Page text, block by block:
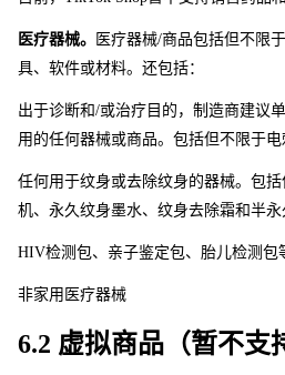
医疗器械。
医疗器械/商品包括但不限
具、软件或材料。还包括：
出于诊断和/或治疗目的，制造商建议
用的任何器械或商品。包括但不限于电
任何用于纹身或去除纹身的器械。包
机、永久纹身墨水、纹身去除霜和半
HIV检测包、亲子鉴定包、胎儿检测包
非家用医疗器械
6.2 虚拟商品（暂不支